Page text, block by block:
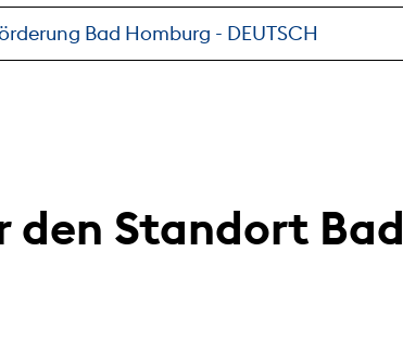
Bad Homburg - DEUTSCH
den Standort Bad